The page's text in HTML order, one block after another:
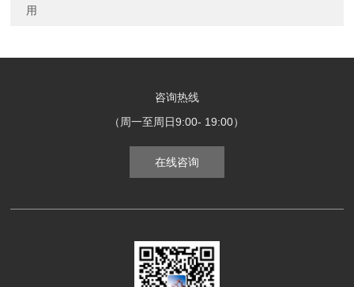
用
咨询热线
（周一至周日9:00- 19:00）
在线咨询